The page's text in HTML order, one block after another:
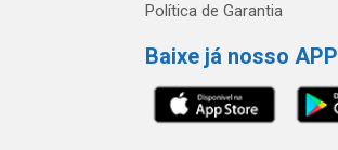
Política de Garantia
Baixe já nosso APP